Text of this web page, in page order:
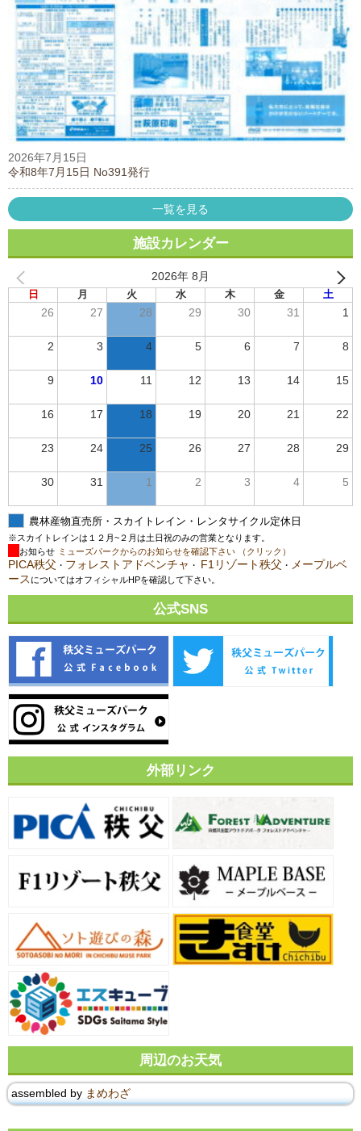
2026年7月15日
令和8年7月15日 No391発行
一覧を見る
施設カレンダー
2026年 8月
日 月 火 水 木 金 土
26 27 28 29 30 31 1
2 3 4 5 6 7 8
9 10 11 12 13 14 15
16 17 18 19 20 21 22
23 24 25 26 27 28 29
30 31 1 2 3 4 5
農林産物直売所・スカイトレイン・レンタサイクル定休日
※スカイトレインは１２月~２月は土日祝のみの営業となります。
お知らせ ミューズパークからのお知らせを確認下さい （クリック）
PICA秩父 ・ フォレストアドベンチャ ・ F1リゾート秩父 ・ メープルベ
ース についてはオフィシャルHPを確認して下さい。
公式SNS
外部リンク
周辺のお天気
assembled by まめわざ